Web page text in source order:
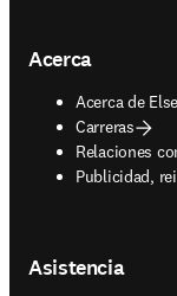
Acerca
Acerca de
Carreras
Relaciones
Publicidad,
opens in new
Asistencia